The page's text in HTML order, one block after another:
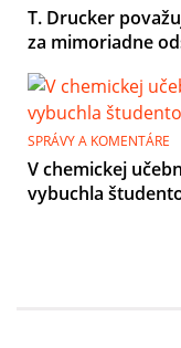
T. Drucker
za mimoriadne
SPRÁVY A KOMENTÁRE
V chemickej
vybuchla